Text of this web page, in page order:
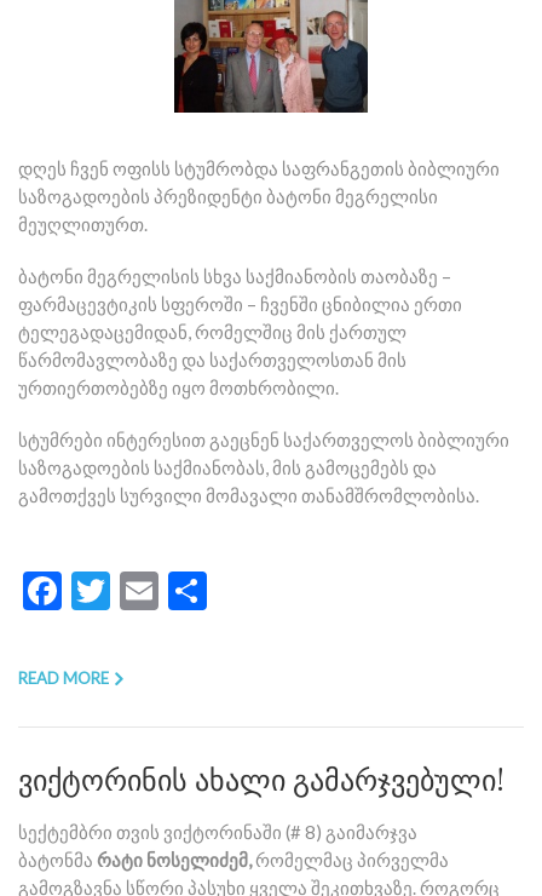
დღეს ჩვენ ოფისს სტუმრობდა საფრანგეთის ბიბლიური
საზოგადოების პრეზიდენტი ბატონი მეგრელისი
მეუღლითურთ.
ბატონი მეგრელისის სხვა საქმიანობის თაობაზე –
ფარმაცევტიკის სფეროში – ჩვენში ცნიბილია ერთი
ტელეგადაცემიდან, რომელშიც მის ქართულ
წარმომავლობაზე და საქართველოსთან მის
ურთიერთობებზე იყო მოთხრობილი.
სტუმრები ინტერესით გაეცნენ საქართველოს ბიბლიური
საზოგადოების საქმიანობას, მის გამოცემებს და
გამოთქვეს სურვილი მომავალი თანამშრომლობისა.
Facebook
Twitter
Email
READ MORE
ვიქტორინის ახალი გამარჯვებული!
სექტემბრი თვის ვიქტორინაში (# 8) გაიმარჯვა
ბატონმა რატი ნოსელიძემ,რომელმაც პირველმა
გამოგზავნა სწორი პასუხი ყველა შეკითხვაზე. როგორც